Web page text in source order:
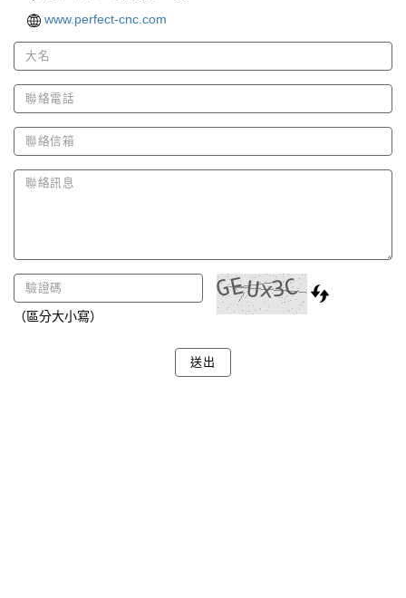
www.perfect-cnc.com
（區分大小寫）
送出